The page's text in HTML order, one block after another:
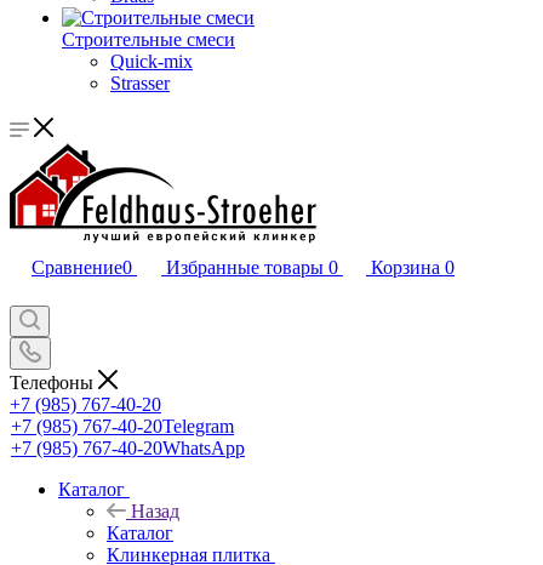
Строительные смеси
Quick-mix
Strasser
Сравнение0 Избранные товары 0 Корзина 0
Телефоны
+7 (985) 767-40-20
+7 (985) 767-40-20Telegram
+7 (985) 767-40-20WhatsApp
Каталог
Назад
Каталог
Клинкерная плитка